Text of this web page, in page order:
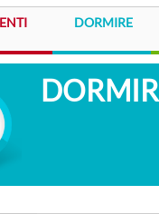
DORMIRE